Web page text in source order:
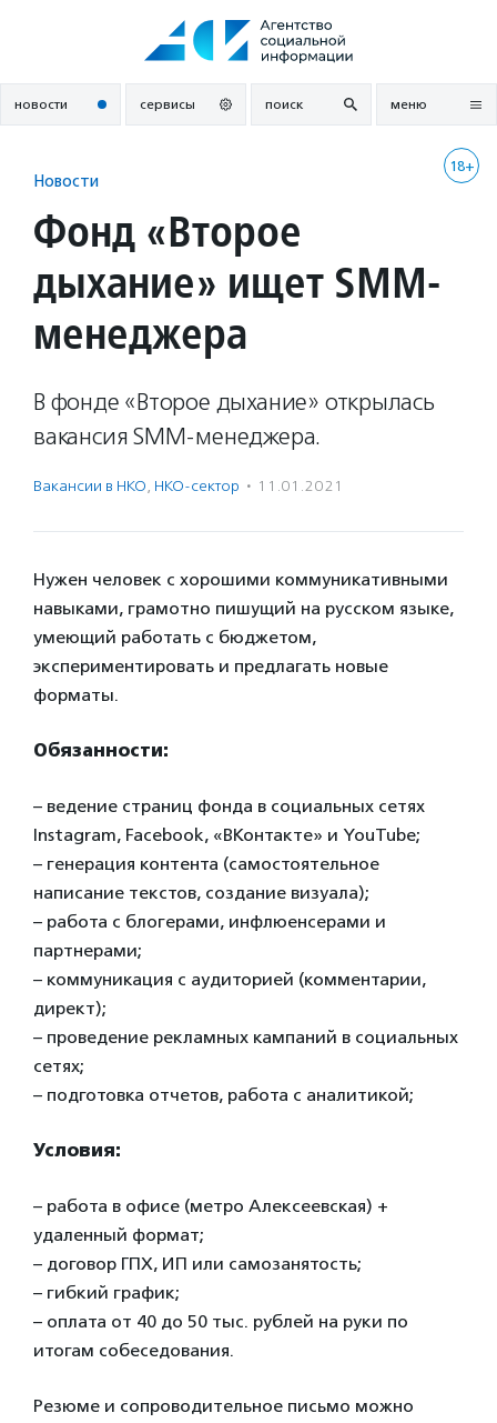
новости сервисы поиск меню
18+
Новости
Фонд «Второе
дыхание» ищет SMM-
менеджера
В фонде «Второе дыхание» открылась
вакансия SMM-менеджера.
Вакансии в НКО, НКО-сектор · 11.01.2021
Нужен человек с хорошими коммуникативными
навыками, грамотно пишущий на русском языке,
умеющий работать с бюджетом,
экспериментировать и предлагать новые
форматы.
Обязанности:
– ведение страниц фонда в социальных сетях
Instagram, Facebook, «ВКонтакте» и YouTube;
– генерация контента (самостоятельное
написание текстов, создание визуала);
– работа с блогерами, инфлюенсерами и
партнерами;
– коммуникация с аудиторией (комментарии,
директ);
– проведение рекламных кампаний в социальных
сетях;
– подготовка отчетов, работа с аналитикой;
Условия:
– работа в офисе (метро Алексеевская) +
удаленный формат;
– договор ГПХ, ИП или самозанятость;
– гибкий график;
– оплата от 40 до 50 тыс. рублей на руки по
итогам собеседования.
Резюме и сопроводительное письмо можно